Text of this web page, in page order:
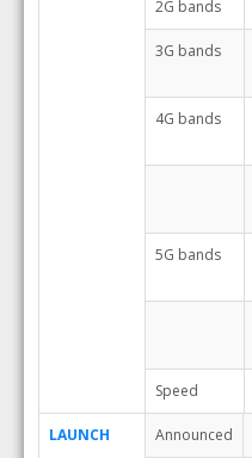
2G bands
3G bands
4G bands
5G bands
Speed
LAUNCH Announced